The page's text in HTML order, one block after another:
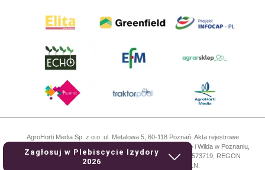
Zagłosuj w Plebiscycie Izydory
2026
AgroHorti Media Sp. z o.o. ul. Metalowa 5, 60-118 Poznań. Akta rejestrowe
przechowywane w Sądzie Rejonowym Poznań - Nowe Miasto i Wilda w Poznaniu,
VIII Wydziale Gospodarczym, KRS 0001116269, NIP 7792573719, REGON
529158846, kapitał zakładowy: 3.608.000 PLN.